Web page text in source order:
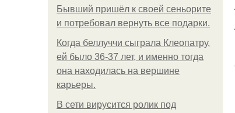
Бывший пришёл к своей сеньорите
и потребовал вернуть все подарки.
Когда беллуччи сыграла Клеопатру,
ей было 36-37 лет, и именно тогда
она находилась на вершине
карьеры.
В сети вирусится ролик под